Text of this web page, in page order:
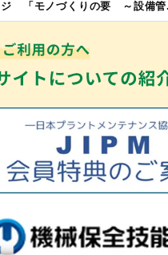
ジ 「モノづくりの要 ～設備管
理・保全と価値創造～」